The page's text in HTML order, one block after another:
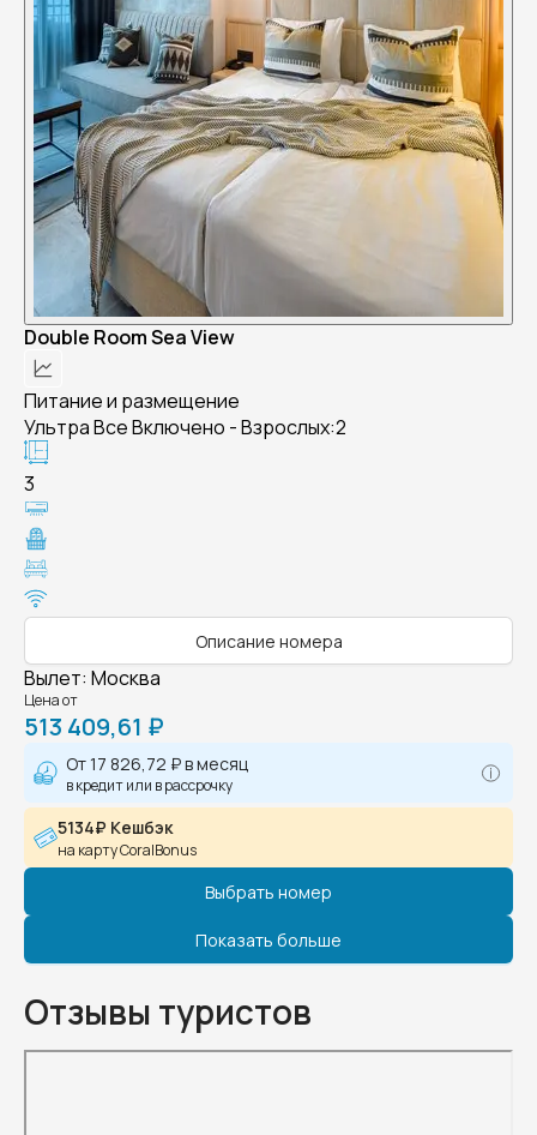
Double Room Sea View
Питание и размещение
Ультра Все Включено - Взрослых:2
3
Описание номера
Вылет: Москва
Цена от
513 409,61 ₽
От17 826,72 ₽в месяц
в кредит или в рассрочку
5134₽ Кешбэк
на карту CoralBonus
Выбрать номер
Показать больше
Отзывы туристов